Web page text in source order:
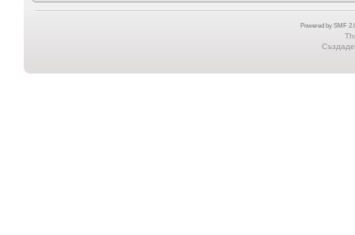
Powered by SMF